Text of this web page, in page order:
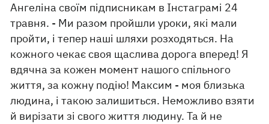
Ангеліна своїм підписникам в Інстаграмі 24
травня. - Ми разом пройшли уроки, які мали
пройти, і тепер наші шляхи розходяться. На
кожного чекає своя щаслива дорога вперед! Я
вдячна за кожен момент нашого спільного
життя, за кожну подію! Максим - моя близька
людина, і такою залишиться. Неможливо взяти
й вирізати зі свого життя людину. Та й не